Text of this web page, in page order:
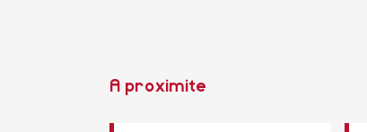
A proximite